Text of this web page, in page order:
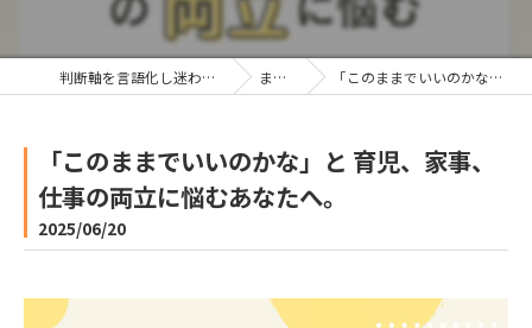
判断軸を言語化し迷わず選べる状態をつくる「株式会社ビジトレ」 まま利楽ブログ 「このままでいいのかな」と 育児、家事、仕事の両立に悩むあなたへ。
「このままでいいのかな」と 育児、家事、
仕事の両立に悩むあなたへ。
2025/06/20